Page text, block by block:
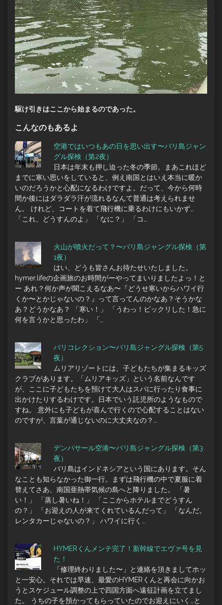
駆け引きはここから始まるのであった。
こんなのもあるよ
空港ではいつもあの日を思い出す〜バリ島ジャン
グル探検（第2夜）
日本は年末も押し迫った冬の季節。まあこれほど
までに寒い思いをしていると、例え南国とはいえ本当に暖か
いのだろうかと心配になるわけですよ。だって、今から何時
間か後にはダラダラ汗が流れるなんて普通は考えられませ
ん。 けれど、コートを着て飛行機に乗るわけにもいかず…
「これ、どうすんのよ」 「なに？」 「コ…
火山が噴火だって？〜バリ島ジャングル探検（第
1夜）
はい、どうも皆さんお待たせいたしました。
hymer.lifeの企画旅のお時間がーやってまいりましたよっ！と
ー あれ？何か声が聞こえるなあ〜『どうせ寒いからハワイ行
くか〜とかじゃないの？』って言ってんのかなあ？そうかな
あ？どうかなあ？ 「寒い！」 「うわっ！ビックリした！急に
何を言うかと思ったわ」 「…
バリコレクション〜バリ島ジャングル探検（第5
夜）
ムリアリゾートには、子どもたちが集まるキッズ
クラブがあります。「ムリアキッズ」という名前なんです
が、ここに子どもたちを預けて大人はスパに行ったり食事に
出かけたりするわけです。日本でいう託児所のようなもので
すね。 意外にも子どもが喜んで行くので心配することはない
のですが、言葉が通じないのに大丈夫なの？…
デンパサール空港〜バリ島ジャングル探検（第3
夜）
バリ島はインドネシアという国にあります。そん
なことも知らなかった御一行。まずは飛行機の中で夏服に着
替えてさあ、南国亜熱帯気候の島へと降りました。 「暑
い！」 「蒸し暑いね！」 「ここからホテルまでどうすん
の？」 「お迎えの人が来てくれているんだって」 「なんだ。
レンタカーじゃないの？」 ハワイに行く…
HYMERくんメンテ完了！新幹線でエヴァ号を見
た！
「修理終わりました〜」と連絡を頂きましてホッ
と一安心。それでは早速、最愛のHYMERくんと再会に向かお
うとスケジュール調整の上で四国方面へ遠征計画を立てまし
た。 うちの子を預かってもらっていたのでお迎えにいく…と